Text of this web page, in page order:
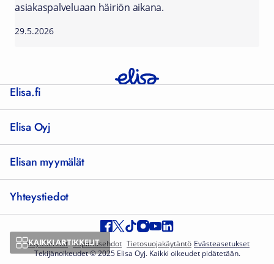
KAIKKI ARTIKKELIT
asiakaspalveluaan häiriön aikana.
29.5.2026
Elisa.fi
Elisa Oyj
Elisan myymälät
Yhteystiedot
Käyttöehdot Sopimusehdot Tietosuojakäytäntö Evästeasetukset
Tekijänoikeudet © 2025 Elisa Oyj. Kaikki oikeudet pidätetään.